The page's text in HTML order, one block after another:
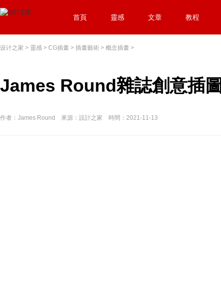
首頁 靈感 文章 教程
设计之家 > 靈感 > CG插畫 > 插畫藝術 > 概念插畫 >
James Round雜誌創意插
作者：James Round 來源：設計之家 時間：2021-11-13